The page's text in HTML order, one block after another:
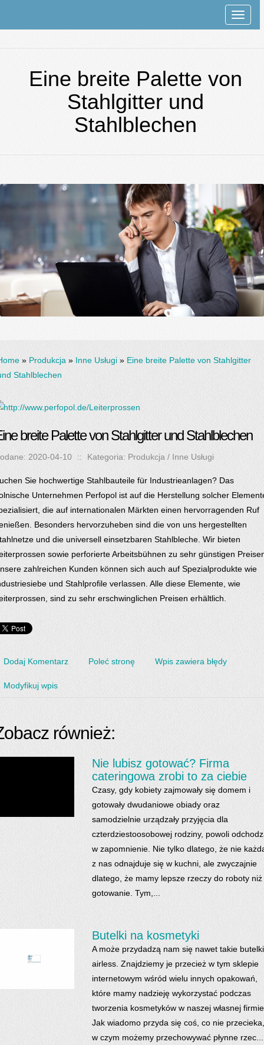
Rozwiń
Eine breite Palette von
Stahlgitter und
Stahlblechen
» Produkcja » Inne Usługi » Eine breite Palette von Stahlgitter
Stahlblechen
breite Palette von Stahlgitter und Stahlblechen
2020-04-10 :: Kategoria: Produkcja / Inne Usługi
Sie hochwertige Stahlbauteile für Industrieanlagen? Das
Unternehmen Perfopol ist auf die Herstellung solcher
die auf internationalen Märkten einen hervorragenden Ruf
Besonders hervorzuheben sind die von uns hergestellten
und die universell einsetzbaren Stahlbleche. Wir bieten
sowie perforierte Arbeitsbühnen zu sehr günstigen
zahlreichen Kunden können sich auch auf Spezialprodukte wie
und Stahlprofile verlassen. Alle diese Elemente, wie
sind zu sehr erschwinglichen Preisen erhältlich.
Dodaj Komentarz Poleć stronę Wpis zawiera błędy
Modyfikuj wpis
również:
Nie lubisz gotować? Firma
cateringowa zrobi to za ciebie
Czasy, gdy kobiety zajmowały się domem i
gotowały dwudaniowe obiady oraz
samodzielnie urządzały przyjęcia dla
czterdziestoosobowej rodziny, powoli
w zapomnienie. Nie tylko dlatego, że nie
z nas odnajduje się w kuchni, ale zwyczajnie
dlatego, że mamy lepsze rzeczy do roboty niż
gotowanie. Tym,...
Butelki na kosmetyki
A może przydadzą nam się nawet takie butelki
airless. Znajdziemy je przecież w tym sklepie
internetowym wśród wielu innych opakowań,
które mamy nadzieję wykorzystać podczas
tworzenia kosmetyków w naszej własnej
Jak wiadomo przyda się coś, co nie przecieka,
w czym możemy przechowywać płynne rzec...